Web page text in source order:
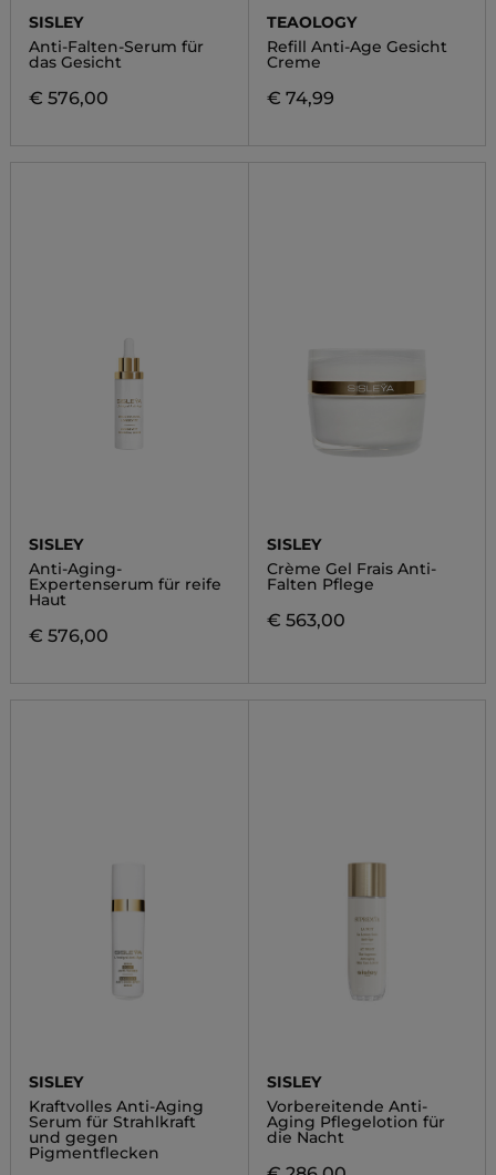
SISLEY
Anti-Falten-Serum für
das Gesicht
€ 576,00
TEAOLOGY
Refill Anti-Age Gesicht
Creme
€ 74,99
SISLEY
Anti-Aging-
Expertenserum für reife
Haut
€ 576,00
SISLEY
Crème Gel Frais Anti-
Falten Pflege
€ 563,00
SISLEY
Kraftvolles Anti-Aging
Serum für Strahlkraft
und gegen
Pigmentflecken
SISLEY
Vorbereitende Anti-
Aging Pflegelotion für
die Nacht